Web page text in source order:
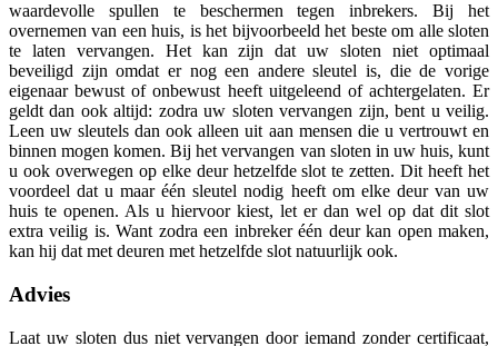
waardevolle spullen te beschermen tegen inbrekers. Bij het
overnemen van een huis, is het bijvoorbeeld het beste om alle sloten
te laten vervangen. Het kan zijn dat uw sloten niet optimaal
beveiligd zijn omdat er nog een andere sleutel is, die de vorige
eigenaar bewust of onbewust heeft uitgeleend of achtergelaten. Er
geldt dan ook altijd: zodra uw sloten vervangen zijn, bent u veilig.
Leen uw sleutels dan ook alleen uit aan mensen die u vertrouwt en
binnen mogen komen. Bij het vervangen van sloten in uw huis, kunt
u ook overwegen op elke deur hetzelfde slot te zetten. Dit heeft het
voordeel dat u maar één sleutel nodig heeft om elke deur van uw
huis te openen. Als u hiervoor kiest, let er dan wel op dat dit slot
extra veilig is. Want zodra een inbreker één deur kan open maken,
kan hij dat met deuren met hetzelfde slot natuurlijk ook.
Advies
Laat uw sloten dus niet vervangen door iemand zonder certificaat,